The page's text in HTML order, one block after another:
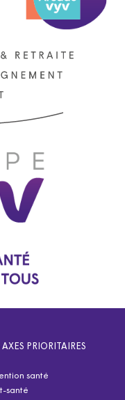
AXES PRIORITAIRES
santé
santé